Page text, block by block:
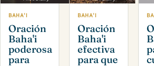
BAHA'I
Oración
Baha'i
poderosa
para
BAHA'I
Oración
Baha'i
efectiva
para que